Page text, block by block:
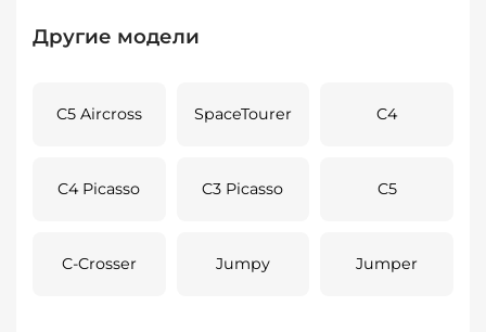
Другие модели
C5 Aircross SpaceTourer C4
C4 Picasso C3 Picasso C5
C-Crosser Jumpy Jumper